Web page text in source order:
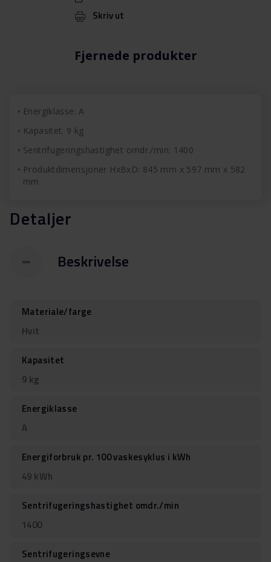
Fjernede produkter
Skriv ut
Energiklasse: A
Kapasitet: 9 kg
Sentrifugeringshastighet omdr./min: 1400
Produktdimensjoner HxBxD: 845 mm x 597 mm x 582
mm
Detaljer
Beskrivelse
Materiale/farge
Hvit
Kapasitet
9 kg
Energiklasse
A
Energiforbruk pr. 100 vaskesyklus i kWh
49 kWh
Sentrifugeringshastighet omdr./min
1400
Sentrifugeringsevne